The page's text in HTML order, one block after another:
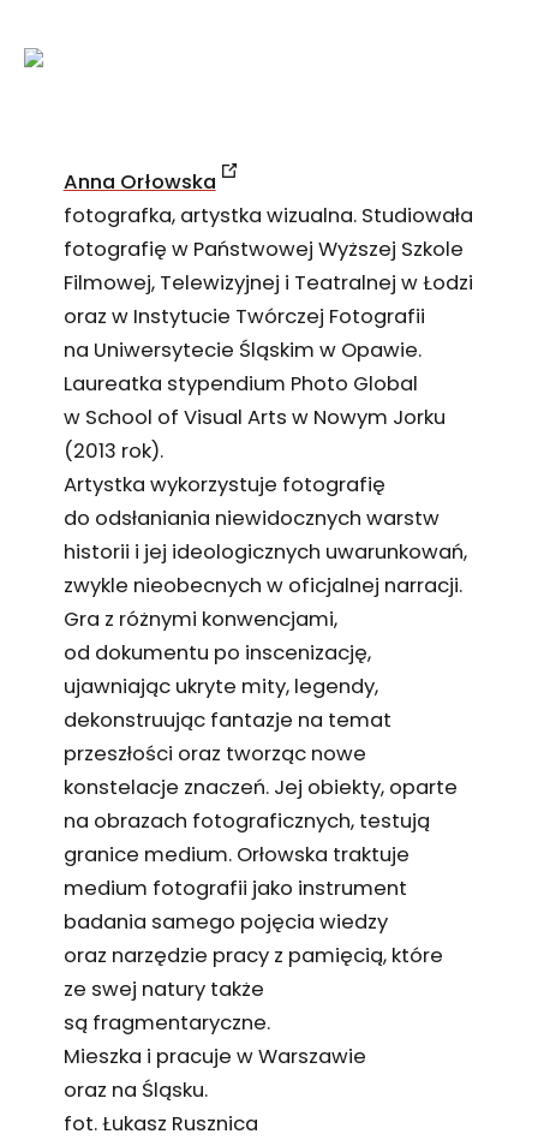
Anna Orłowska
fotografka, artystka wizualna. Studiowała
fotografię w Państwowej Wyższej Szkole
Filmowej, Telewizyjnej i Teatralnej w Łodzi
oraz w Instytucie Twórczej Fotografii
na Uniwersytecie Śląskim w Opawie.
Laureatka stypendium Photo Global
w School of Visual Arts w Nowym Jorku
(2013 rok).
Artystka wykorzystuje fotografię
do odsłaniania niewidocznych warstw
historii i jej ideologicznych uwarunkowań,
zwykle nieobecnych w oficjalnej narracji.
Gra z różnymi konwencjami,
od dokumentu po inscenizację,
ujawniając ukryte mity, legendy,
dekonstruując fantazje na temat
przeszłości oraz tworząc nowe
konstelacje znaczeń. Jej obiekty, oparte
na obrazach fotograficznych, testują
granice medium. Orłowska traktuje
medium fotografii jako instrument
badania samego pojęcia wiedzy
oraz narzędzie pracy z pamięcią, które
ze swej natury także
są fragmentaryczne.
Mieszka i pracuje w Warszawie
oraz na Śląsku.
fot. Łukasz Rusznica